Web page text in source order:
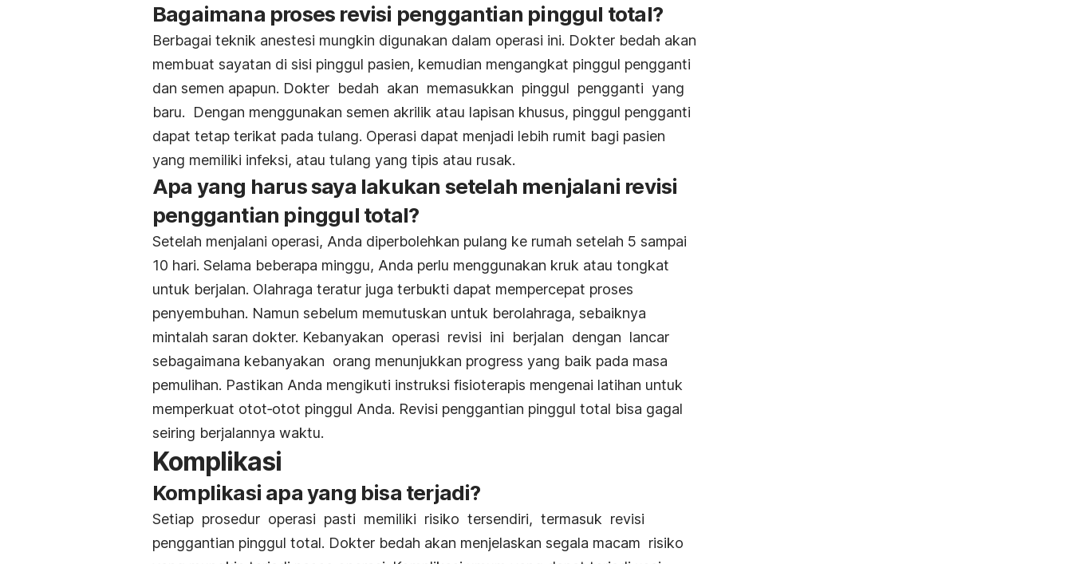
Bagaimana proses revisi penggantian pinggul total?
Berbagai teknik anestesi mungkin digunakan dalam operasi ini. Dokter bedah akan
membuat sayatan di sisi pinggul pasien, kemudian mengangkat pinggul pengganti
dan semen apapun. Dokter bedah akan memasukkan pinggul pengganti yang
baru. Dengan menggunakan semen akrilik atau lapisan khusus, pinggul pengganti
dapat tetap terikat pada tulang. Operasi dapat menjadi lebih rumit bagi pasien
yang memiliki infeksi, atau tulang yang tipis atau rusak.
Apa yang harus saya lakukan setelah menjalani revisi
penggantian pinggul total?
Setelah menjalani operasi, Anda diperbolehkan pulang ke rumah setelah 5 sampai
10 hari. Selama beberapa minggu, Anda perlu menggunakan kruk atau tongkat
untuk berjalan. Olahraga teratur juga terbukti dapat mempercepat proses
penyembuhan. Namun sebelum memutuskan untuk berolahraga, sebaiknya
mintalah saran dokter. Kebanyakan operasi revisi ini berjalan dengan lancar
sebagaimana kebanyakan orang menunjukkan progress yang baik pada masa
pemulihan. Pastikan Anda mengikuti instruksi fisioterapis mengenai latihan untuk
memperkuat otot‐otot pinggul Anda. Revisi penggantian pinggul total bisa gagal
seiring berjalannya waktu.
Komplikasi
Komplikasi apa yang bisa terjadi?
Setiap prosedur operasi pasti memiliki risiko tersendiri, termasuk revisi
penggantian pinggul total. Dokter bedah akan menjelaskan segala macam risiko